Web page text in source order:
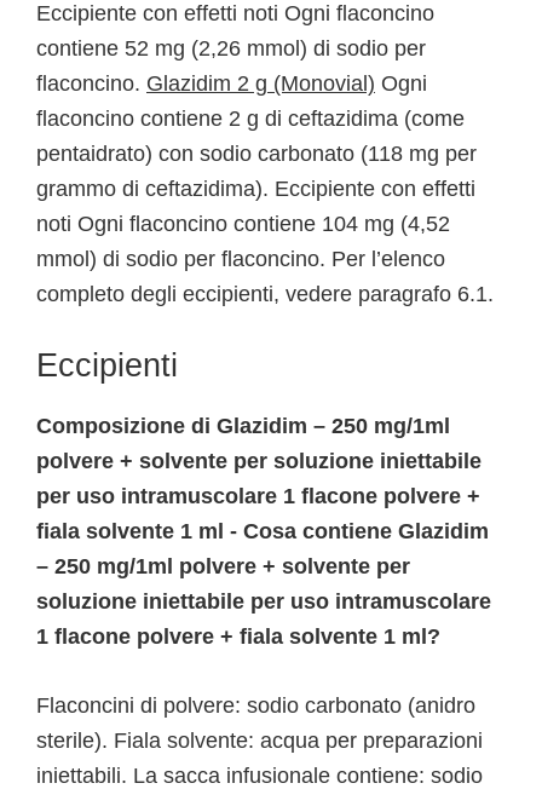
Eccipiente con effetti noti Ogni flaconcino
contiene 52 mg (2,26 mmol) di sodio per
flaconcino. Glazidim 2 g (Monovial) Ogni
flaconcino contiene 2 g di ceftazidima (come
pentaidrato) con sodio carbonato (118 mg per
grammo di ceftazidima). Eccipiente con effetti
noti Ogni flaconcino contiene 104 mg (4,52
mmol) di sodio per flaconcino. Per l’elenco
completo degli eccipienti, vedere paragrafo 6.1.
Eccipienti
Composizione di Glazidim – 250 mg/1ml
polvere + solvente per soluzione iniettabile
per uso intramuscolare 1 flacone polvere +
fiala solvente 1 ml - Cosa contiene Glazidim
– 250 mg/1ml polvere + solvente per
soluzione iniettabile per uso intramuscolare
1 flacone polvere + fiala solvente 1 ml?
Flaconcini di polvere: sodio carbonato (anidro
sterile). Fiala solvente: acqua per preparazioni
iniettabili. La sacca infusionale contiene: sodio